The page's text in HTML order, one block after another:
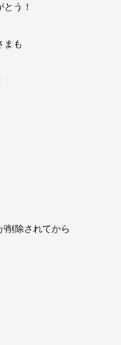
う！
まも
削除されてから